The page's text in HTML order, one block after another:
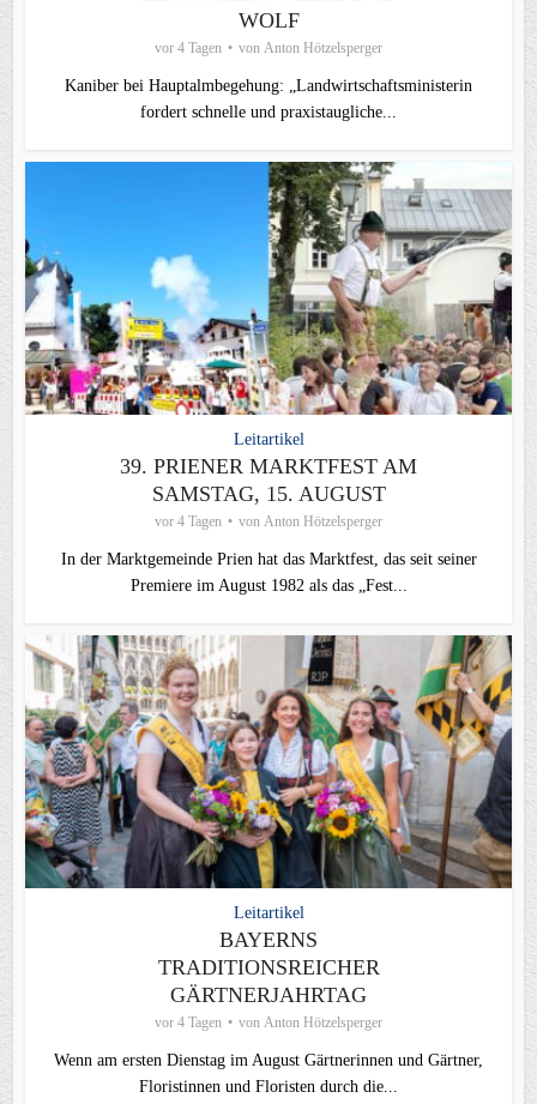
WOLF
vor 4 Tagen von Anton Hötzelsperger
Kaniber bei Hauptalmbegehung: „Landwirtschaftsministerin
fordert schnelle und praxistaugliche...
Leitartikel
39. PRIENER MARKTFEST AM
SAMSTAG, 15. AUGUST
vor 4 Tagen von Anton Hötzelsperger
In der Marktgemeinde Prien hat das Marktfest, das seit seiner
Premiere im August 1982 als das „Fest...
Leitartikel
BAYERNS
TRADITIONSREICHER
GÄRTNERJAHRTAG
vor 4 Tagen von Anton Hötzelsperger
Wenn am ersten Dienstag im August Gärtnerinnen und Gärtner,
Floristinnen und Floristen durch die...